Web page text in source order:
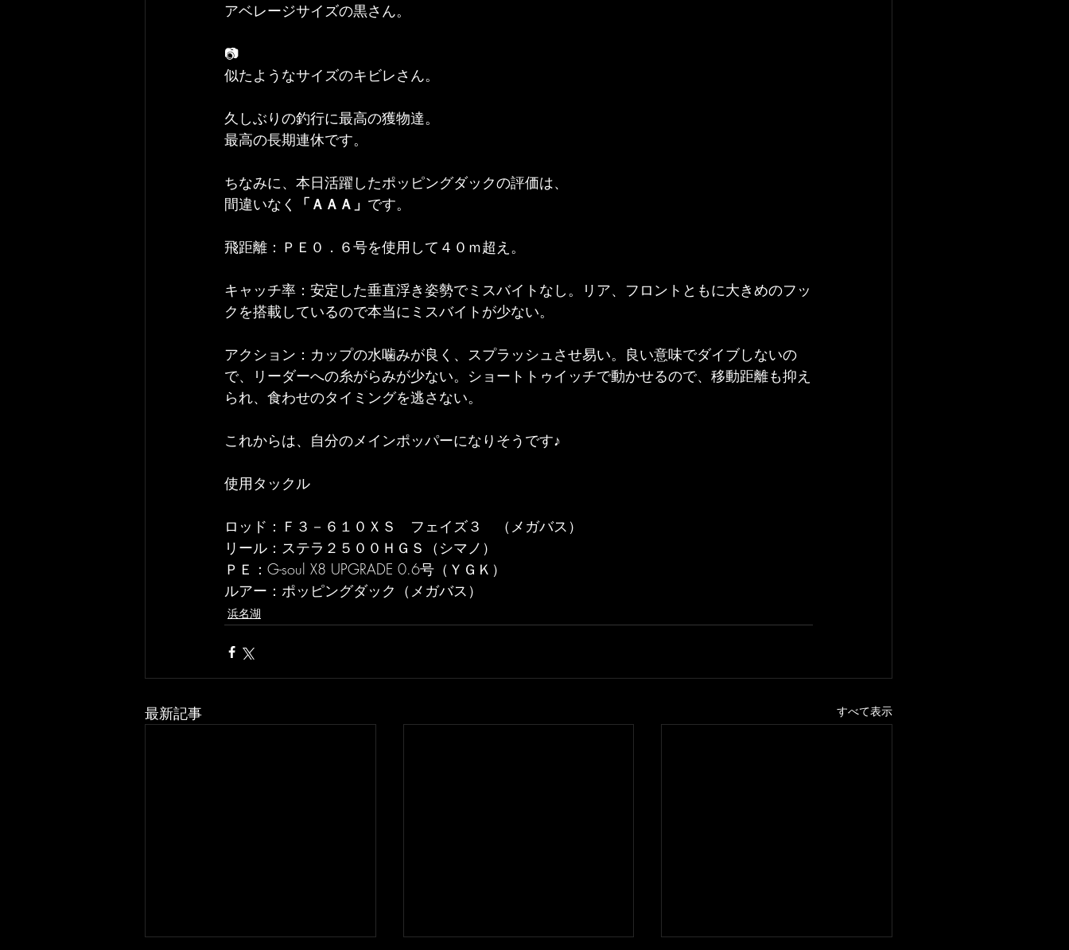
アベレージサイズの黒さん。
📷
似たようなサイズのキビレさん。
久しぶりの釣行に最高の獲物達。
最高の長期連休です。
ちなみに、本日活躍したポッピングダックの評価は、
間違いなく
「ＡＡＡ」 です。
飛距離：ＰＥ０．６号を使用して４０ｍ超え。
キャッチ率：安定した垂直浮き姿勢でミスバイトなし。リア、フロントともに大きめのフッ
クを搭載しているので本当にミスバイトが少ない。
アクション：カップの水噛みが良く、スプラッシュさせ易い。良い意味でダイブしないの
で、リーダーへの糸がらみが少ない。ショートトゥイッチで動かせるので、移動距離も抑え
られ、食わせのタイミングを逃さない。
これからは、自分のメインポッパーになりそうです♪
使用タックル
ロッド：Ｆ３－６１０ＸＳ　フェイズ３　（メガバス）
リール：ステラ２５００ＨＧＳ（シマノ）
ＰＥ：G-soul X8 UPGRADE 0.6号（ＹＧＫ）
浜名湖
最新記事 すべて表示